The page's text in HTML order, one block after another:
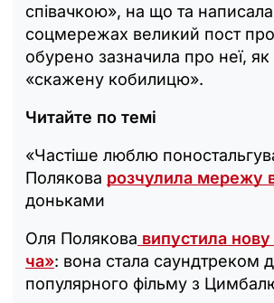
співачкою», на що та
соцмережах великий пост про
обурено зазначила про неї,
«скажену кобилицю».
Читайте по темі
«Частіше люблю
Полякова розчулила мережу
доньками
Оля Полякова випустила
ча»: вона стала саундтреком
популярного фільму з